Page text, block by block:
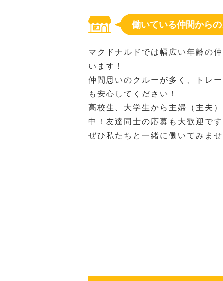
働いている仲間から
マクドナルドでは幅広い年齢の
います！
仲間思いのクルーが多く、トレ
も安心してください！
高校生、大学生から主婦（主夫
中！友達同士の応募も大歓迎で
ぜひ私たちと一緒に働いてみま